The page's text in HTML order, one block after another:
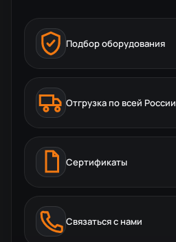
Подбор оборудования
Отгрузка по всей России
Сертификаты
Связаться с нами